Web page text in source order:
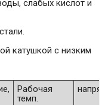
слабых кислот и
катушкой с низким
Рабочая
темп.